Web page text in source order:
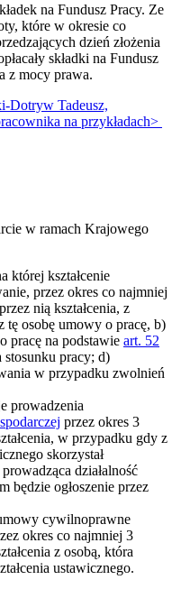
na Fundusz Pracy. Ze
które w okresie co
dzień złożenia
składki na Fundusz
z mocy prawa.
Dotryw Tadeusz,
na przykładach>
w ramach Krajowego
której kształcenie
przez okres co najmniej
nią kształcenia, z
tę osobę umowy o pracę, b)
pracę na podstawie art. 52
stosunku pracy; d)
w przypadku zwolnień
prowadzenia
przez okres 3
w przypadku gdy z
skorzystał
działalność
będzie ogłoszenie przez
cywilnoprawne
okres co najmniej 3
z osobą, która
ustawicznego.